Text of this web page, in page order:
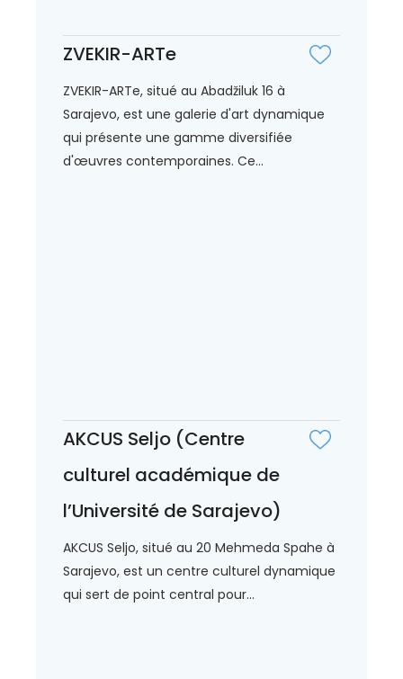
ZVEKIR-ARTe
ZVEKIR-ARTe, situé au Abadžiluk 16 à
Sarajevo, est une galerie d'art dynamique
qui présente une gamme diversifiée
d'œuvres contemporaines. Ce...
AKCUS Seljo (Centre
culturel académique de
l’Université de Sarajevo)
AKCUS Seljo, situé au 20 Mehmeda Spahe à
Sarajevo, est un centre culturel dynamique
qui sert de point central pour...